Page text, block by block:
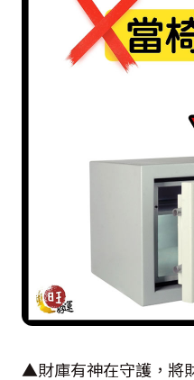
▲財庫有神在守護，將